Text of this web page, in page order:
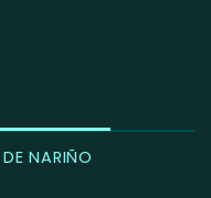
NARIÑO